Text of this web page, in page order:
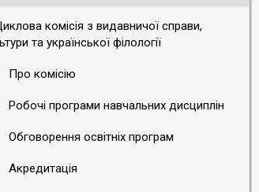
комісія з видавничої справи,
та української філології
Про комісію
Робочі програми навчальних дисциплін
Обговорення освітніх програм
Акредитація